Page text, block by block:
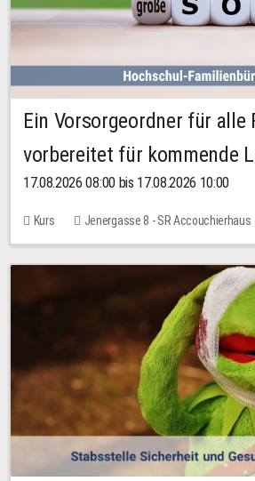
Ein Vorsorgeordner für alle
vorbereitet für kommende
17.08.2026 08:00 bis 17.08.2026 10:00
Kurs Jenergasse 8 - SR Accouchierhaus